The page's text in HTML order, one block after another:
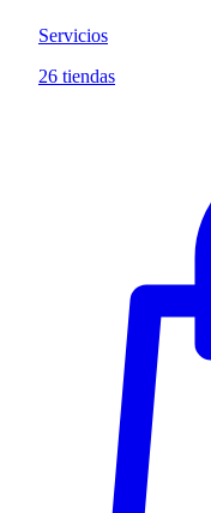
Servicios
26 tiendas